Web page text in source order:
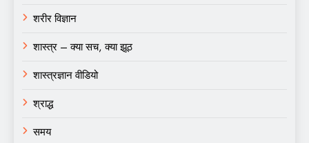
शरीर विज्ञान
शास्त्र – क्या सच, क्या झूठ
शास्त्रज्ञान वीडियो
श्राद्ध
समय